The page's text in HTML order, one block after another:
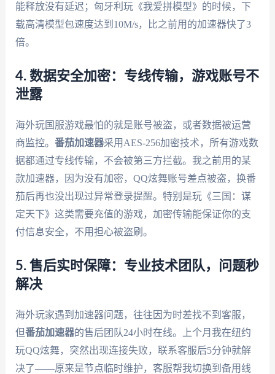
能释放没有延迟；匈牙利玩《我爱拼模型》的时候，下
载高清模型包速度达到10M/s，比之前用的加速器快了3
倍。
4. 数据安全加密：专线传输，游戏账号不
泄露
海外玩国服游戏最怕的就是账号被盗，或者数据被运营
商监控。 番茄加速器采用AES-256加密技术，所有游戏数
据都通过专线传输，不会被第三方拦截。我之前用的某
款加速器，因为没有加密，QQ炫舞账号差点被盗，换番
茄后再也没出现过异常登录提醒。特别是玩《三国：谋
定天下》这类需要充值的游戏，加密传输能保证你的支
付信息安全，不用担心被盗刷。
5. 售后实时保障：专业技术团队，问题秒
解决
海外玩家遇到加速器问题，往往因为时差找不到客服，
但番茄加速器的售后团队24小时在线。上个月我在纽约
玩QQ炫舞，突然出现连接失败，联系客服后5分钟就解
决了——原来是节点临时维护，客服帮我切换到备用线